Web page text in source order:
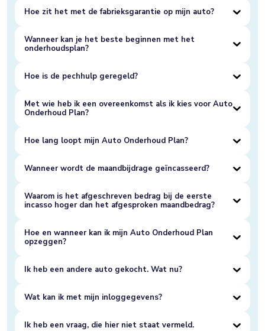
Hoe zit het met de fabrieksgarantie op mijn auto?
Wanneer kan je het beste beginnen met het
onderhoudsplan?
Hoe is de pechhulp geregeld?
Met wie heb ik een overeenkomst als ik kies voor Auto
Onderhoud Plan?
Hoe lang loopt mijn Auto Onderhoud Plan?
Wanneer wordt de maandbijdrage geïncasseerd?
Waarom is het afgeschreven bedrag bij de eerste
incasso hoger dan het afgesproken maandbedrag?
Hoe en wanneer kan ik mijn Auto Onderhoud Plan
opzeggen?
Ik heb een andere auto gekocht. Wat nu?
Wat kan ik met mijn inloggegevens?
Ik heb een vraag, die hier niet staat vermeld.